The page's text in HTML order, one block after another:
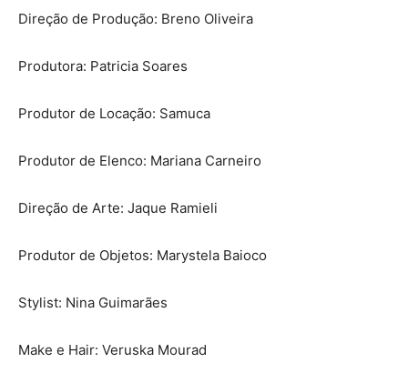
Direção de Produção: Breno Oliveira
Produtora: Patricia Soares
Produtor de Locação: Samuca
Produtor de Elenco: Mariana Carneiro
Direção de Arte: Jaque Ramieli
Produtor de Objetos: Marystela Baioco
Stylist: Nina Guimarães
Make e Hair: Veruska Mourad